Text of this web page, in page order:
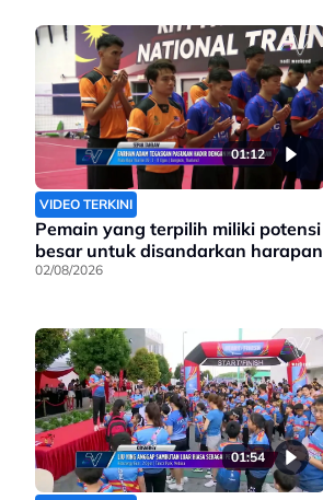
01:12
VIDEO TERKINI
Pemain yang terpilih miliki potensi
besar untuk disandarkan harapan
02/08/2026
01:54